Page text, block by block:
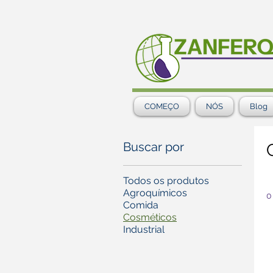
COMEÇO NÓS Blog
Buscar por
Todos os produtos
Agroquímicos
Comida
Cosméticos
Industrial